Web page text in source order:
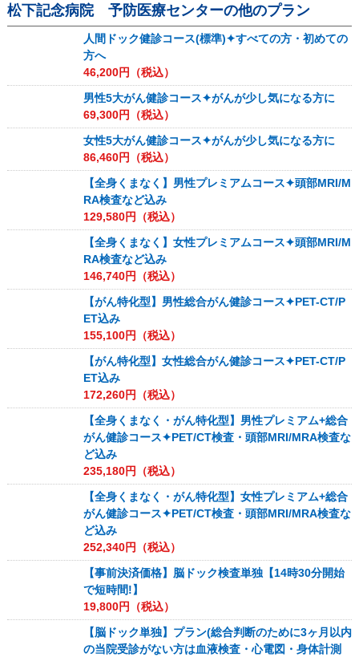
松下記念病院 予防医療センターの他のプラン
人間ドック健診コース(標準)✦すべての方・初めての
方へ
46,200円（税込）
男性5大がん健診コース✦がんが少し気になる方に
69,300円（税込）
女性5大がん健診コース✦がんが少し気になる方に
86,460円（税込）
【全身くまなく】男性プレミアムコース✦頭部MRI/M
RA検査など込み
129,580円（税込）
【全身くまなく】女性プレミアムコース✦頭部MRI/M
RA検査など込み
146,740円（税込）
【がん特化型】男性総合がん健診コース✦PET-CT/P
ET込み
155,100円（税込）
【がん特化型】女性総合がん健診コース✦PET-CT/P
ET込み
172,260円（税込）
【全身くまなく・がん特化型】男性プレミアム+総合
がん健診コース✦PET/CT検査・頭部MRI/MRA検査な
ど込み
235,180円（税込）
【全身くまなく・がん特化型】女性プレミアム+総合
がん健診コース✦PET/CT検査・頭部MRI/MRA検査な
ど込み
252,340円（税込）
【事前決済価格】脳ドック検査単独【14時30分開始
で短時間!】
19,800円（税込）
【脳ドック単独】プラン(総合判断のために3ヶ月以内
の当院受診がない方は血液検査・心電図・身体計測